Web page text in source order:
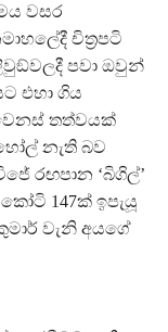
වසර
චිත‍්‍රපටි
පවා ඔවුන්
එහා ගිය
තත්වයක්
නැති බව
රඟපාන ‘බිගිල්’
147ක් ඉපැයූ
වැනි අයගේ